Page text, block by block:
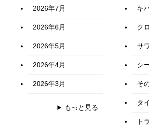
2026年7月
2026年6月
2026年5月
2026年4月
2026年3月
もっと見る
キ
ク
サ
シ
そ
タ
ト